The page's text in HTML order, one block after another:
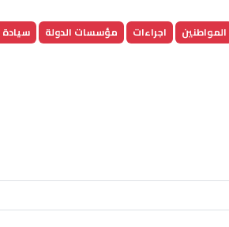
المواطنين اجراءات مؤسسات الدولة سيادة